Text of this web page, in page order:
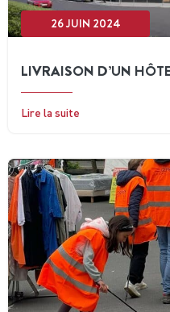
26 JUIN 2024
LIVRAISON D’UN
Lire la suite